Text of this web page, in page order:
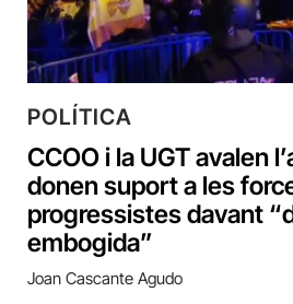
POLÍTICA
CCOO i la UGT avalen
donen suport a les
progressistes davant
embogida”
Joan Cascante Agudo